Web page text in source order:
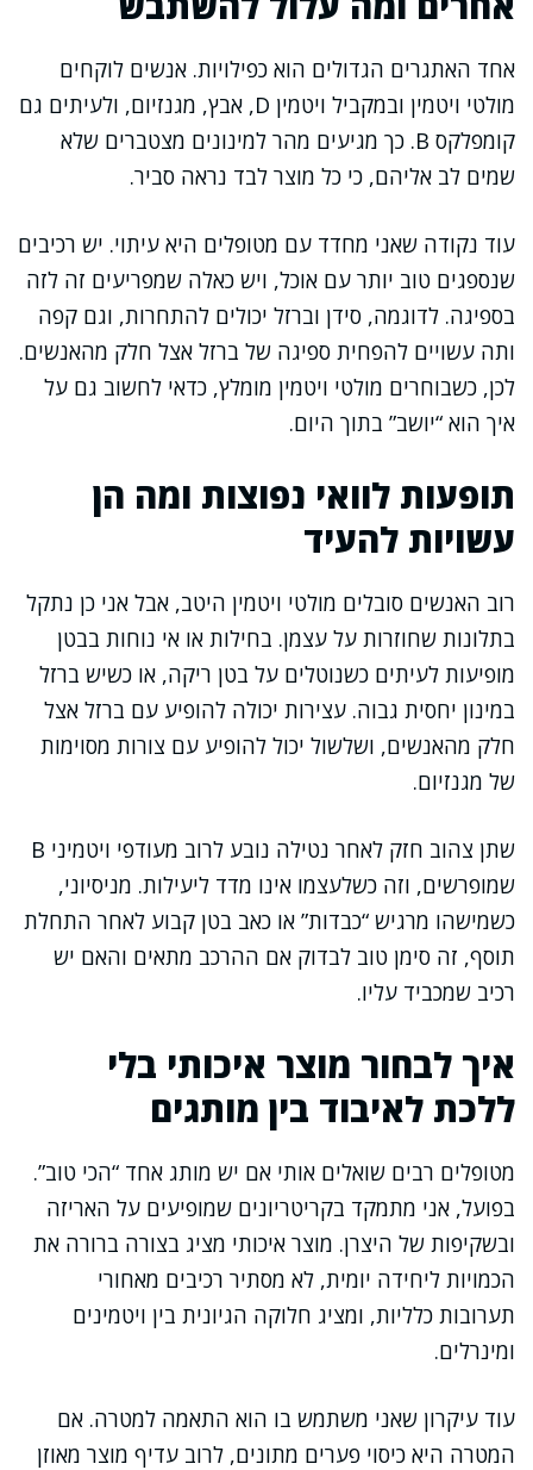
אחד האתגרים הגדולים הוא כפילויות. אנשים לוקחים
מולטי ויטמין ובמקביל ויטמין D, אבץ, מגנזיום, ולעיתים גם
קומפלקס B. כך מגיעים מהר למינונים מצטברים שלא
שמים לב אליהם, כי כל מוצר לבד נראה סביר.
עוד נקודה שאני מחדד עם מטופלים היא עיתוי. יש רכיבים
שנספגים טוב יותר עם אוכל, ויש כאלה שמפריעים זה לזה
בספיגה. לדוגמה, סידן וברזל יכולים להתחרות, וגם קפה
ותה עשויים להפחית ספיגה של ברזל אצל חלק מהאנשים.
לכן, כשבוחרים מולטי ויטמין מומלץ, כדאי לחשוב גם על
איך הוא “יושב” בתוך היום.
תופעות לוואי נפוצות ומה הן
עשויות להעיד
רוב האנשים סובלים מולטי ויטמין היטב, אבל אני כן נתקל
בתלונות שחוזרות על עצמן. בחילות או אי נוחות בבטן
מופיעות לעיתים כשנוטלים על בטן ריקה, או כשיש ברזל
במינון יחסית גבוה. עצירות יכולה להופיע עם ברזל אצל
חלק מהאנשים, ושלשול יכול להופיע עם צורות מסוימות
של מגנזיום.
שתן צהוב חזק לאחר נטילה נובע לרוב מעודפי ויטמיני B
שמופרשים, וזה כשלעצמו אינו מדד ליעילות. מניסיוני,
כשמישהו מרגיש “כבדות” או כאב בטן קבוע לאחר התחלת
תוסף, זה סימן טוב לבדוק אם ההרכב מתאים והאם יש
רכיב שמכביד עליו.
איך לבחור מוצר איכותי בלי
ללכת לאיבוד בין מותגים
מטופלים רבים שואלים אותי אם יש מותג אחד “הכי טוב”.
בפועל, אני מתמקד בקריטריונים שמופיעים על האריזה
ובשקיפות של היצרן. מוצר איכותי מציג בצורה ברורה את
הכמויות ליחידה יומית, לא מסתיר רכיבים מאחורי
תערובות כלליות, ומציג חלוקה הגיונית בין ויטמינים
ומינרלים.
עוד עיקרון שאני משתמש בו הוא התאמה למטרה. אם
המטרה היא כיסוי פערים מתונים, לרוב עדיף מוצר מאוזן